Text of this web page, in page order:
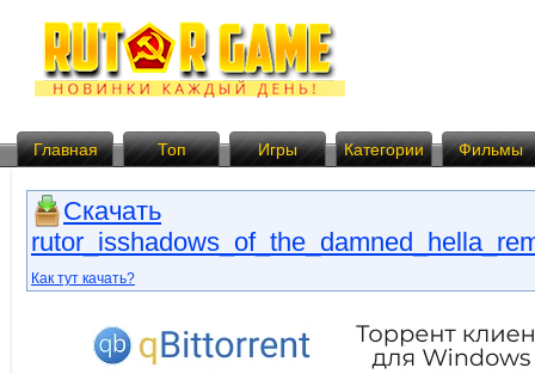
Главная Топ Игры Категории Фильмы
Скачать
Как тут качать?